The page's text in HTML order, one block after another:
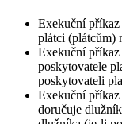
Exekuční příkaz
plátci (plátcům)
Exekuční
poskytovatele
poskytovateli
Exekuční příkaz
doručuje